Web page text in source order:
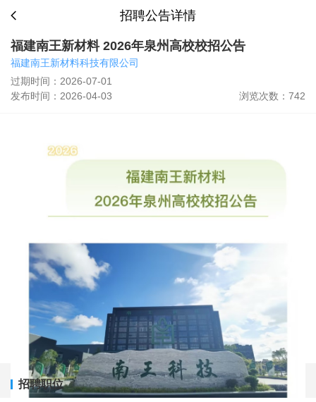
招聘公告详情
福建南王新材料 2026年泉州高校校招公告
福建南王新材料科技有限公司
过期时间：2026-07-01
发布时间：2026-04-03
浏览次数：742
招聘职位